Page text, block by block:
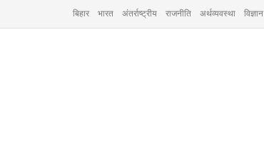
बिहार भारत अंतर्राष्ट्रीय राजनीति अर्थव्यवस्था विज्ञान